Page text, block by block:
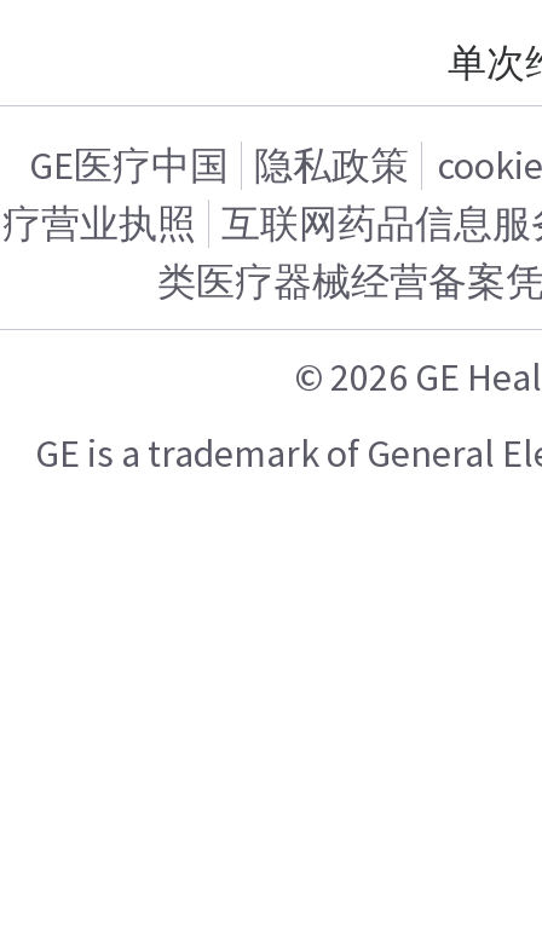
单次
GE医疗中国 隐私政策
疗营业执照 互联网药品信息服
类医疗器械经营备案
© 2026 GE
GE is a trademark of General